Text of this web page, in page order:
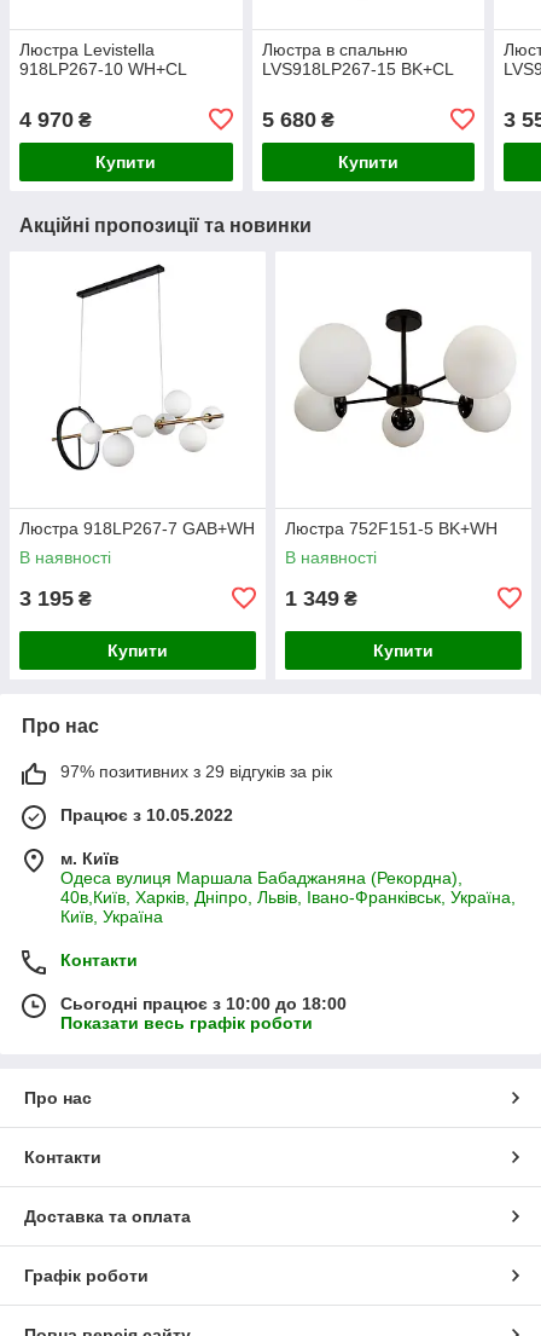
Люстра Levistella
918LP267-10 WH+CL
4 970 ₴
Купити
Люстра в спальню
LVS918LP267-15 BK+CL
5 680₴
Купити
3
Акційні пропозиції та новинки
Люстра 918LP267-7 GAB+WH
В наявності
3 195 ₴
Купити
Люстра 752F151-5 BK+WH
В наявності
1 349 ₴
Купити
Про нас
97% позитивних з 29 відгуків за рік
Працює з 10.05.2022
м. Київ
Одеса вулиця Маршала Бабаджаняна (Рекордна),
40в,Київ, Харків, Дніпро, Львів, Івано-Франківськ, Україна,
Київ, Україна
Контакти
Сьогодні працює з 10:00 до 18:00
Показати весь графік роботи
Про нас
Контакти
Доставка та оплата
Графік роботи